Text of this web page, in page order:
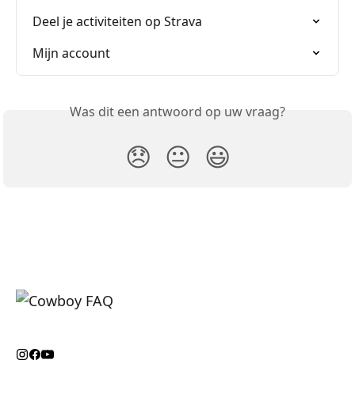
Deel je activiteiten op Strava
Mijn account
Was dit een antwoord op uw vraag?
😞 😐 😃